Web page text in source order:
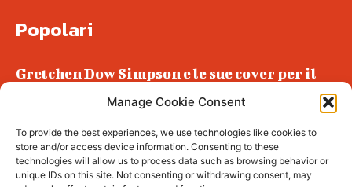
Manage Cookie Consent
To provide the best experiences, we use technologies like cookies to
store and/or access device information. Consenting to these
technologies will allow us to process data such as browsing behavior or
unique IDs on this site. Not consenting or withdrawing consent, may
Popolari
Gretchen Dow Simpson e le sue cover per il
Podlech, il Cile lo ha condannato
all’ergastolo